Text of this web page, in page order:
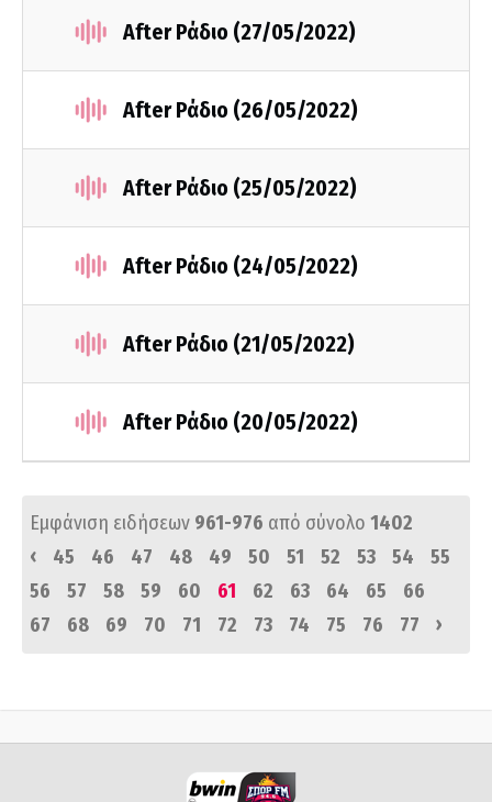
After Ράδιο (27/05/2022)
After Ράδιο (26/05/2022)
After Ράδιο (25/05/2022)
After Ράδιο (24/05/2022)
After Ράδιο (21/05/2022)
After Ράδιο (20/05/2022)
Εμφάνιση ειδήσεων 961-976 από σύνολο 1402
‹
45 46 47 48 49 50 51 52 53 54
55
56
57 58 59 60 61 62 63 64 65
66
67
68 69 70 71 72 73 74 75 76 77 ›